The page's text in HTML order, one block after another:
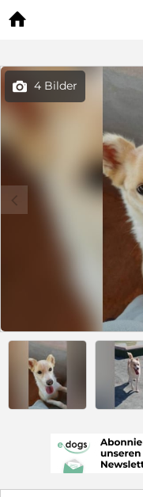

 4 Bilder
c